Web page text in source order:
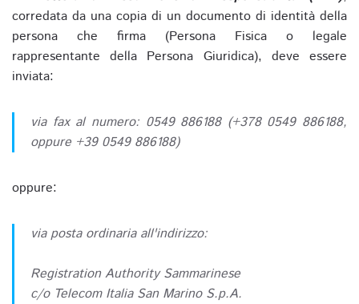
corredata da una copia di un documento di identità della
persona che firma (Persona Fisica o legale
rappresentante della Persona Giuridica), deve essere
inviata:
via fax al numero: 0549 886188 (+378 0549 886188,
oppure +39 0549 886188)
oppure:
via posta ordinaria all'indirizzo:
Registration Authority Sammarinese
c/o Telecom Italia San Marino S.p.A.